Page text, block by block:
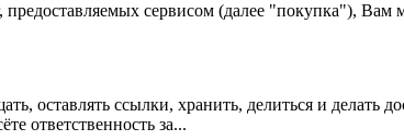
предоставляемых сервисом (далее "покупка"),
оставлять ссылки, хранить, делиться и
ответственность за...